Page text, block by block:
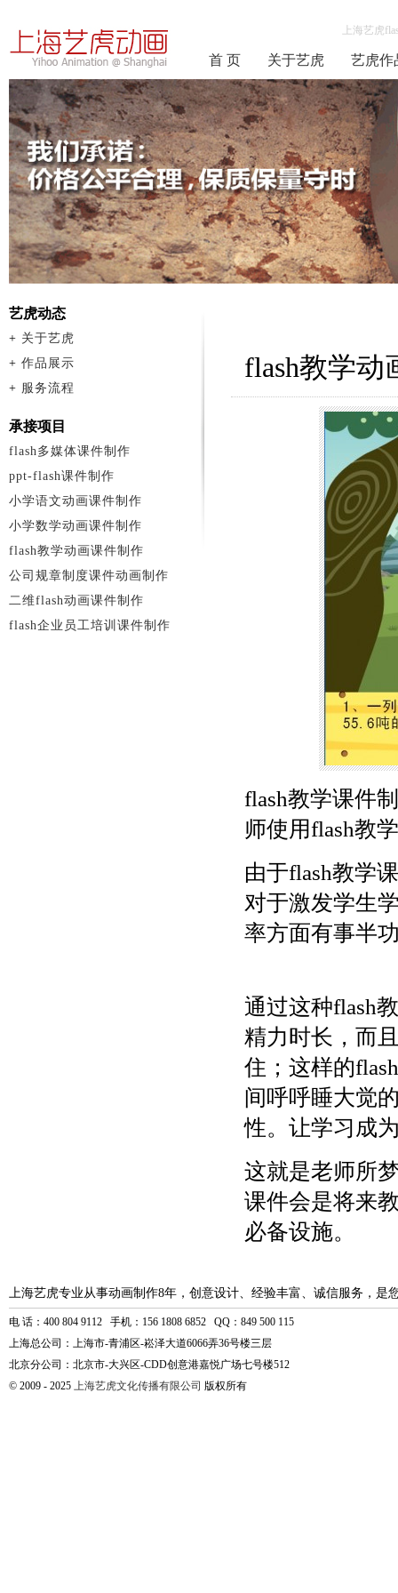
上海艺虎
首 页 关于艺虎 艺虎作
flash教学动
flash教学课件
师使用flash教
由于flash教学
对于激发学生
率方面有事半
通过这种flash
精力时长，而
住；这样的
间呼呼睡大觉
性。让学习成
这就是老师所
课件会是将来
必备设施。
艺虎动态
+ 关于艺虎
+ 作品展示
+ 服务流程
承接项目
flash多媒体课件制作
ppt-flash课件制作
小学语文动画课件制作
小学数学动画课件制作
flash教学动画课件制作
公司规章制度课件动画制作
二维flash动画课件制作
flash企业员工培训课件制作
上海艺虎专业从事动画制作8年，创意设计、经验丰富、诚信服务，是
电 话：400 804 9112 手机：156 1808 6852 QQ：849 500 115
上海总公司：上海市-青浦区-崧泽大道6066弄36号楼三层
北京分公司：北京市-大兴区-CDD创意港嘉悦广场七号楼512
© 2009 - 2025 上海艺虎文化传播有限公司 版权所有